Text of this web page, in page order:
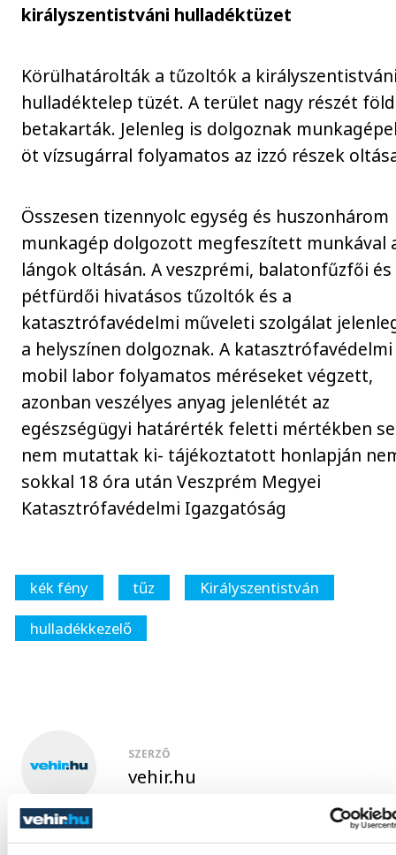
királyszentistváni hulladéktüzet
Körülhatárolták a tűzoltók a
hulladéktelep tüzét. A terület nagy részét
betakarták. Jelenleg is dolgoznak
öt vízsugárral folyamatos az izzó részek
Összesen tizennyolc egység és huszonhárom
munkagép dolgozott megfeszített munkával
lángok oltásán. A veszprémi, balatonfűzfői és
pétfürdői hivatásos tűzoltók és a
katasztrófavédelmi műveleti szolgálat
a helyszínen dolgoznak. A katasztrófavédelmi
mobil labor folyamatos méréseket végzett,
azonban veszélyes anyag jelenlétét az
egészségügyi határérték feletti mértékben
nem mutattak ki- tájékoztatott honlapján
sokkal 18 óra után Veszprém Megyei
Katasztrófavédelmi Igazgatóság
kék fény tűz
Királyszentistván
hulladékkezelő
SZERZŐ
vehir.hu